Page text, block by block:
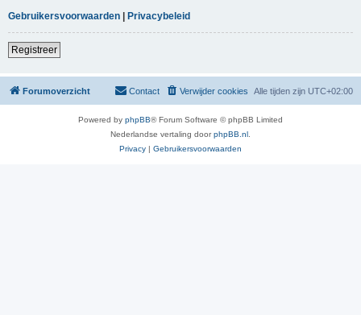
Gebruikersvoorwaarden | Privacybeleid
Registreer
Forumoverzicht Alle tijden zijn UTC+02:00
Verwijder cookies
Contact
Powered by phpBB® Forum Software © phpBB Limited
Nederlandse vertaling doorphpBB.nl
Privacy | Gebruikersvoorwaarden